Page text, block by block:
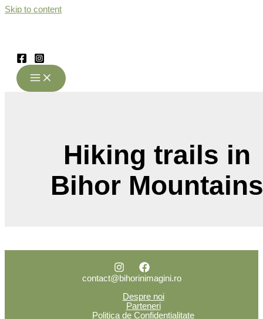
Skip to content
Hiking trails in
Bihor
contact@bihorinimagini.ro
Despre noi
Parteneri
Politica de Confidențialitate